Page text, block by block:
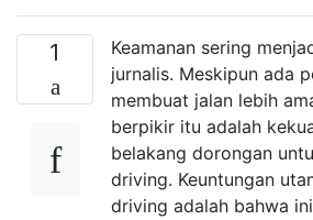
1
Keamanan sering
jurnalis. Meskipun ada
membuat jalan lebih
berpikir itu adalah
belakang dorongan
driving. Keuntungan
driving adalah bahwa